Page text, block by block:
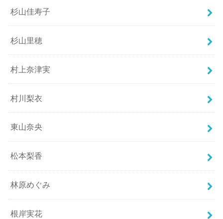
杉山佳寿子
杉山里穂
村上奈津実
村川梨衣
東山奈央
松本梨香
林原めぐみ
根岸実花